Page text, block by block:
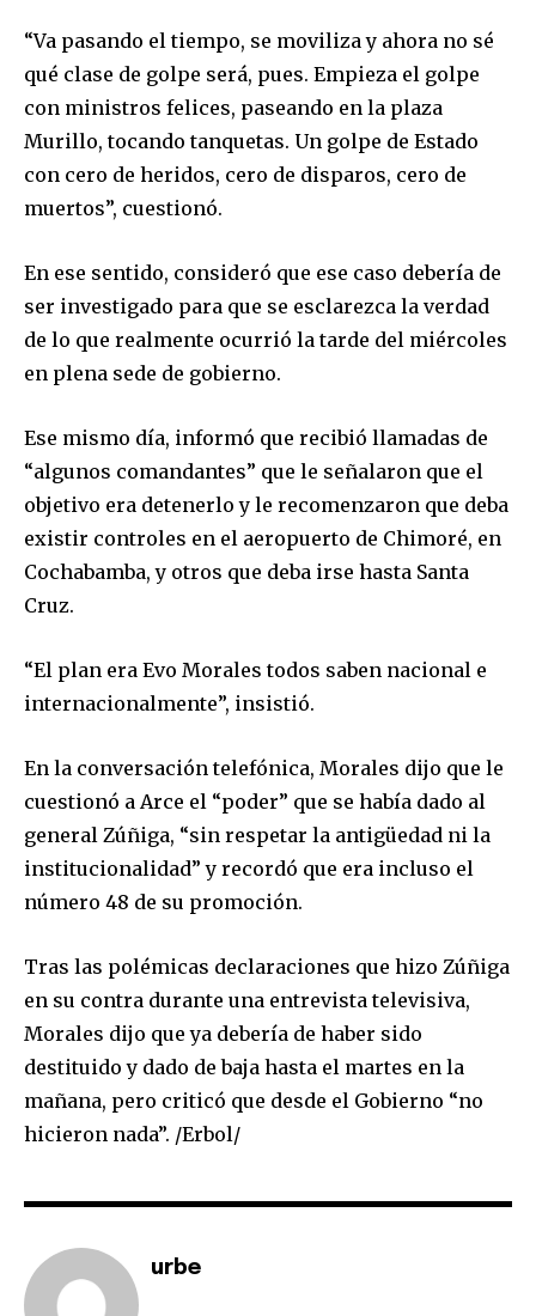
Join our community of
SUBSCRIBERS and be part of the
conversation.
To subscribe, simply enter your email address on our website
or click the subscribe button below. Don't worry, we respect
your privacy and won't spam your inbox. Your information is
safe with us.
SUBSCRIBE
I've read and accept the
“Va pasando el tiempo, se moviliza y ahora no sé
qué clase de golpe será, pues. Empieza el golpe
con ministros felices, paseando en la plaza
Murillo, tocando tanquetas. Un golpe de Estado
con cero de heridos, cero de disparos, cero de
muertos”, cuestionó.
En ese sentido, consideró que ese caso debería de
ser investigado para que se esclarezca la verdad
de lo que realmente ocurrió la tarde del miércoles
en plena sede de gobierno.
Ese mismo día, informó que recibió llamadas de
“algunos comandantes” que le señalaron que el
objetivo era detenerlo y le recomenzaron que deba
existir controles en el aeropuerto de Chimoré, en
Cochabamba, y otros que deba irse hasta Santa
Cruz.
“El plan era Evo Morales todos saben nacional e
internacionalmente”, insistió.
En la conversación telefónica, Morales dijo que le
cuestionó a Arce el “poder” que se había dado al
general Zúñiga, “sin respetar la antigüedad ni la
institucionalidad” y recordó que era incluso el
número 48 de su promoción.
Tras las polémicas declaraciones que hizo Zúñiga
en su contra durante una entrevista televisiva,
Morales dijo que ya debería de haber sido
destituido y dado de baja hasta el martes en la
mañana, pero criticó que desde el Gobierno “no
hicieron nada”. /Erbol/
urbe